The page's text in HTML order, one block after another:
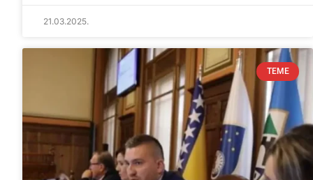
21.03.2025.
TEME